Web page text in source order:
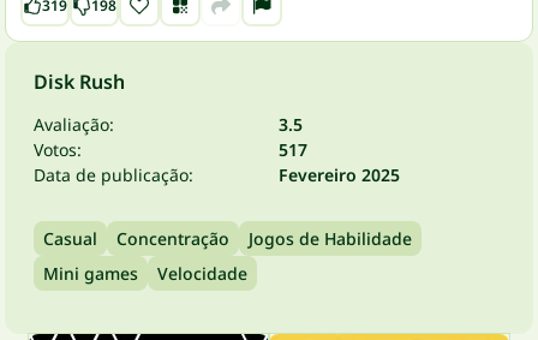
319 198
Disk Rush
Avaliação:
3.5
Votos:
517
Data de publicação:
Fevereiro 2025
Casual Concentração
Jogos de Habilidade
Mini games
Velocidade